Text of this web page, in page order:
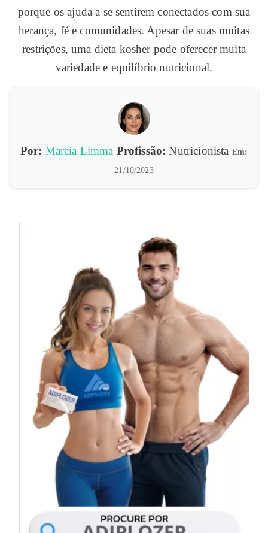
porque os ajuda a se sentirem conectados com sua
herança, fé e comunidades. Apesar de suas muitas
restrições, uma dieta kosher pode oferecer muita
variedade e equilíbrio nutricional.
Por: Marcia Limma Profissão: Nutricionista Em:
21/10/2023